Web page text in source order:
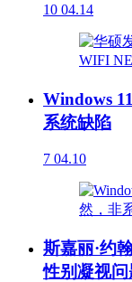
10 04.14
Windows
系统缺陷
7 04.10
斯嘉丽·约
性别凝视问